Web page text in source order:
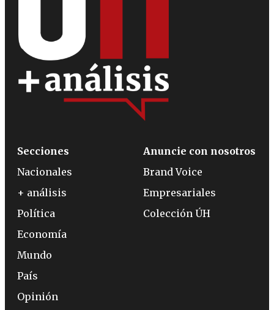
Secciones
Nacionales
+ análisis
Política
Economía
Mundo
País
Opinión
Anuncie con nosotros
Brand Voice
Empresariales
Colección ÚH